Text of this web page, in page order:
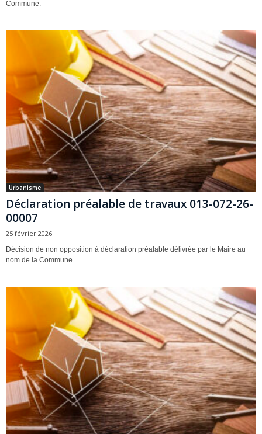
Commune.
Urbanisme
Déclaration préalable de travaux 013-072-26-
00007
25 février 2026
Décision de non opposition à déclaration préalable délivrée par le Maire au
nom de la Commune.